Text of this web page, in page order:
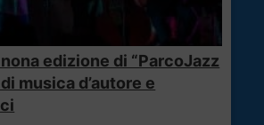
edizione di “ParcoJazz
musica d’autore e